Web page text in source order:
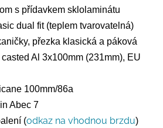
s přídavkem sklolaminátu
dual fit(teplem tvarovatelná)
přezka klasická a páková
Al 3x100mm (231mm), EU
100mm/86a
Abec 7
(odkaz na vhodnou brzdu)